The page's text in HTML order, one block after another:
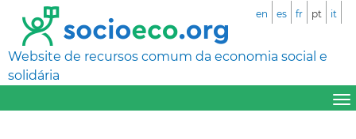
Website de recursos comum da economia social e
solidária
en es fr pt it